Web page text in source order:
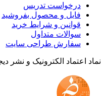
درخواست تدریس
فایل و محصول بفروشید
قوانین و شرایط خرید
سوالات متداول
سفارش طراحی سایت
اعتماد الکترونیک و نشر دیجیتال